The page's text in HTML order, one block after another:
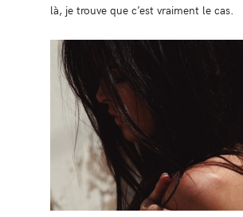
là, je trouve que c’est vraiment le cas.